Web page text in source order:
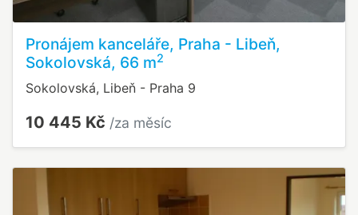
Pronájem kanceláře, Praha - Libeň,
Sokolovská, 66 m2
Sokolovská, Libeň - Praha 9
10 445 Kč /za měsíc